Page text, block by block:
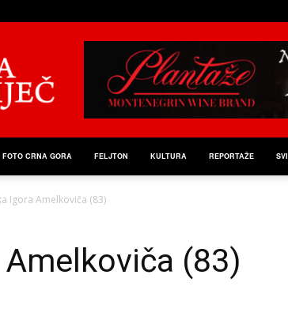
FOTO CRNA GORA FELJTON KULTURA REPORTAŽE
Igora Amelkoviča (83)
(83)